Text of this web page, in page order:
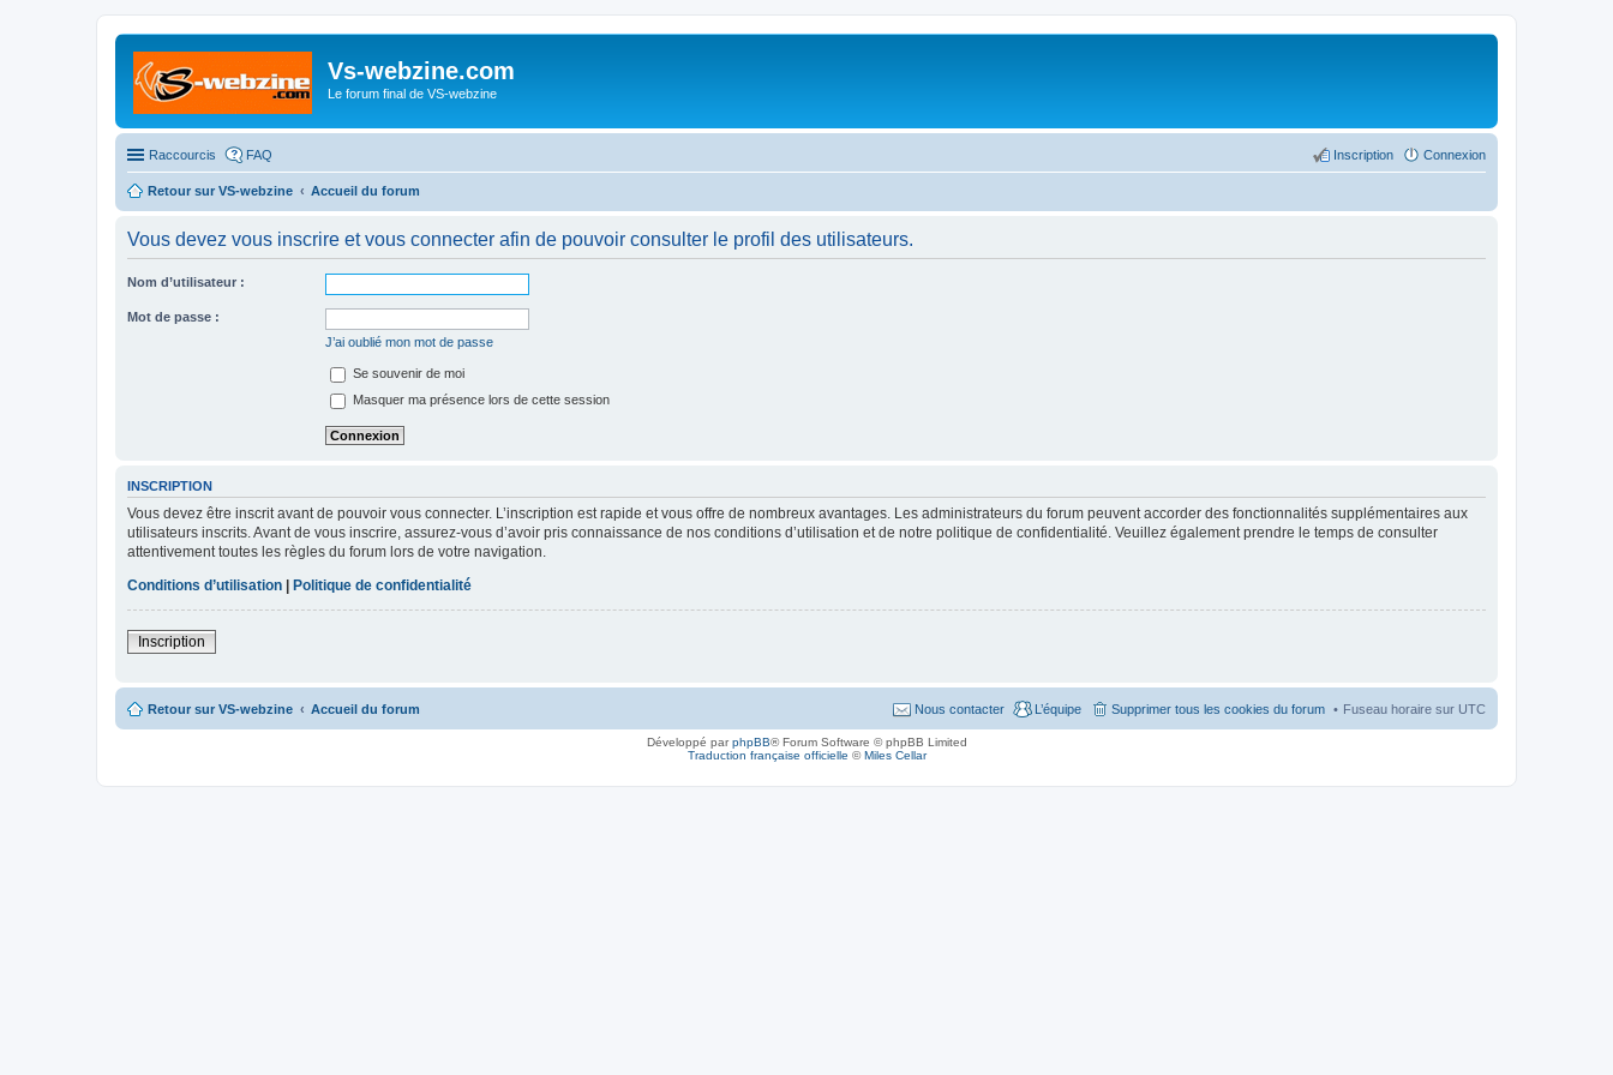
Vs-webzine.com
Le forum final de VS-webzine
Raccourcis FAQ Connexion
Inscription
Retour sur VS-webzine Accueil du forum
Vous devez vous inscrire et vous connecter afin de pouvoir consulter le profil des utilisateurs.
Nom d’utilisateur :
Mot de passe :
J’ai oublié mon mot de passe
Se souvenir de moi
Masquer ma présence lors de cette session
INSCRIPTION
Vous devez être inscrit avant de pouvoir vous connecter. L’inscription est rapide et vous offre de nombreux avantages. Les administrateurs du forum peuvent accorder des fonctionnalités supplémentaires aux
utilisateurs inscrits. Avant de vous inscrire, assurez-vous d’avoir pris connaissance de nos conditions d’utilisation et de notre politique de confidentialité. Veuillez également prendre le temps de consulter
attentivement toutes les règles du forum lors de votre navigation.
Conditions d’utilisation
Politique de confidentialité
Inscription
Retour sur VS-webzine Accueil du forum Fuseau horaire sur UTC
Supprimer tous les cookies du forum
L’équipe
Nous contacter
Développé parphpBB® Forum Software © phpBB Limited
Traduction française officielle ©Miles Cellar